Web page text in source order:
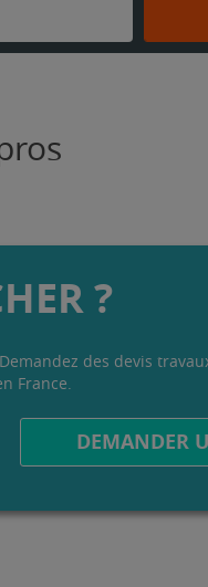
?
des devis
France.
DEMANDER